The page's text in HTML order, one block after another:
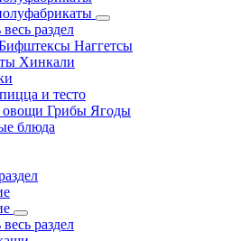
раздел
Наггетсы
Хинкали
и тесто
овощи Грибы Ягоды
блюда
раздел